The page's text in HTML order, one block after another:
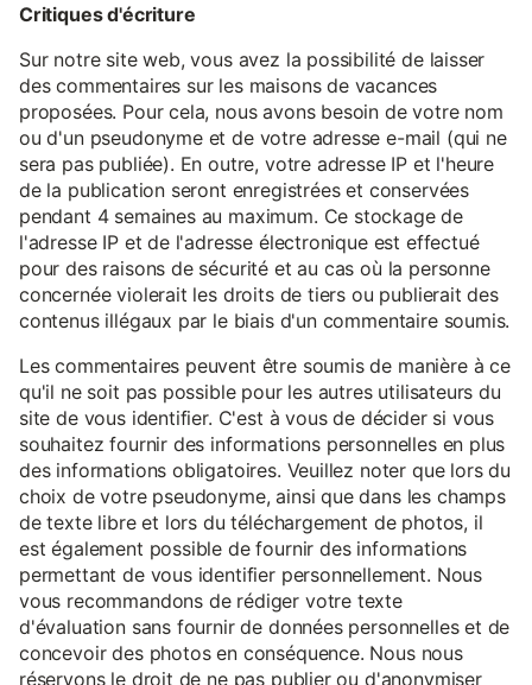
Critiques d'écriture
Sur notre site web, vous avez la possibilité de laisser
des commentaires sur les maisons de vacances
proposées. Pour cela, nous avons besoin de votre nom
ou d'un pseudonyme et de votre adresse e-mail (qui ne
sera pas publiée). En outre, votre adresse IP et l'heure
de la publication seront enregistrées et conservées
pendant 4 semaines au maximum. Ce stockage de
l'adresse IP et de l'adresse électronique est effectué
pour des raisons de sécurité et au cas où la personne
concernée violerait les droits de tiers ou publierait des
contenus illégaux par le biais d'un commentaire soumis.
Les commentaires peuvent être soumis de manière à ce
qu'il ne soit pas possible pour les autres utilisateurs du
site de vous identifier. C'est à vous de décider si vous
souhaitez fournir des informations personnelles en plus
des informations obligatoires. Veuillez noter que lors du
choix de votre pseudonyme, ainsi que dans les champs
de texte libre et lors du téléchargement de photos, il
est également possible de fournir des informations
permettant de vous identifier personnellement. Nous
vous recommandons de rédiger votre texte
d'évaluation sans fournir de données personnelles et de
concevoir des photos en conséquence. Nous nous
réservons le droit de ne pas publier ou d'anonymiser